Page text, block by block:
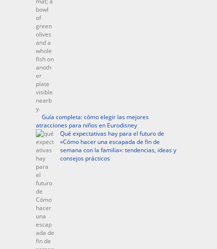
Guía completa: cómo elegir las mejores
atracciones para niños en Eurodisney
Qué expectativas hay para el futuro de
«Cómo hacer una escapada de fin de
semana con la familia»: tendencias, ideas y
consejos prácticos